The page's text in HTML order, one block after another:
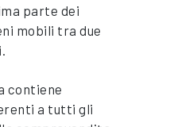
parte dei
mobili tra due
contiene
a tutti gli